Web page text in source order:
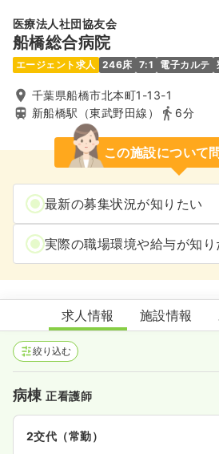
医療法人社団協友会
船橋総合病院
エージェント求人 246床 7:1 電子カルテ
千葉県船橋市北本町1-13-1
新船橋駅（東武野田線）
6分
この施設について
最新の募集状況が知りたい
実際の職場環境や給与が知り
船橋総合病院
求人情報 施設情報
絞り込む
病棟正看護師
2交代（常勤）